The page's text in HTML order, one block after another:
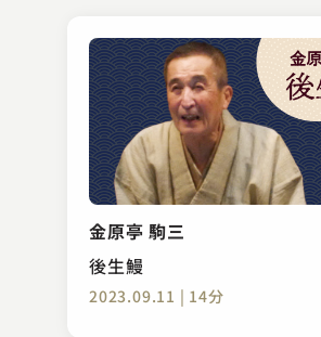
金原亭 駒三
後生鰻
2023.09.11 | 14分